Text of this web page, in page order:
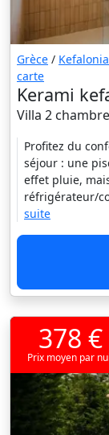
Grèce /
carte
Kerami
Villa 2
Profitez du
séjour : une
effet pluie,
réfrigérateur/
suite
378 €
Prix moyen par